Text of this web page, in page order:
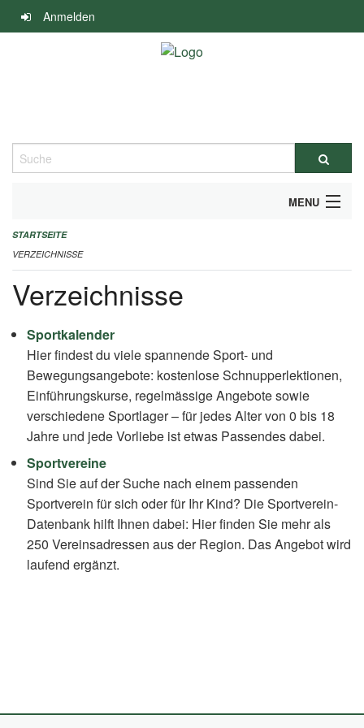
Navigation
überspringen
Anmelden
Suche
MENU
ALLGEMEINE INFORMATIONEN
FINANZIELLE UNTERSTÜTZUNG BENÖTIGT?
KONTAKT
STARTSEITE
VERZEICHNISSE
Verzeichnisse
Sportkalender
Hier findest du viele spannende Sport- und
Bewegungsangebote: kostenlose Schnupperlektionen,
Einführungskurse, regelmässige Angebote sowie
verschiedene Sportlager – für jedes Alter von 0 bis 18
Jahre und jede Vorliebe ist etwas Passendes dabei.
Sportvereine
Sind Sie auf der Suche nach einem passenden
Sportverein für sich oder für Ihr Kind? Die Sportverein-
Datenbank hilft Ihnen dabei: Hier finden Sie mehr als
250 Vereinsadressen aus der Region. Das Angebot wird
laufend ergänzt.